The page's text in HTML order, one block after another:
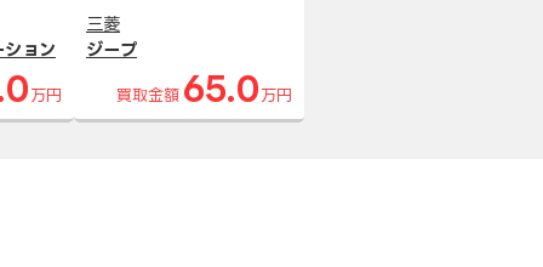
ション
万円
三菱
ジープ
買取金額 65.0 万円